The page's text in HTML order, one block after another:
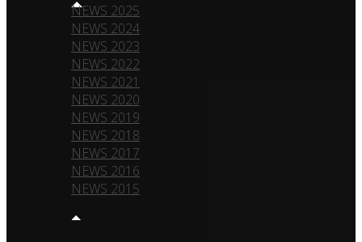
NEWS 2025
NEWS 2024
NEWS 2023
NEWS 2022
NEWS 2021
NEWS 2020
NEWS 2019
NEWS 2018
NEWS 2017
NEWS 2016
NEWS 2015
TEAM